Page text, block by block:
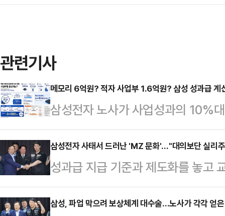
관련기사
메모리 6억원? 적자 사업부 1.6억원? 삼성 성과급 계
삼성전자 노사가 사업성과의 10%
보상안에 합의하면서 반도체(DS)
게 됐다. 메모리사업부 직원들은 최
전망이 나오고, 적자를 이어가고 있
6000만원 수준의 성과급을 확보할
자 노사가 도출한 '2026년 성과급
삼성전자 사태서 드러난 'MZ 문화'…"대의보단 실리
성과급 지급 기준과 제도화를 놓고
의안을 도출하며 총파업이라는 큰
동이 투쟁과 연대, 그리고 사회적
삼성, 파업 막으려 보상체계 대수술…노사가 각각 얻